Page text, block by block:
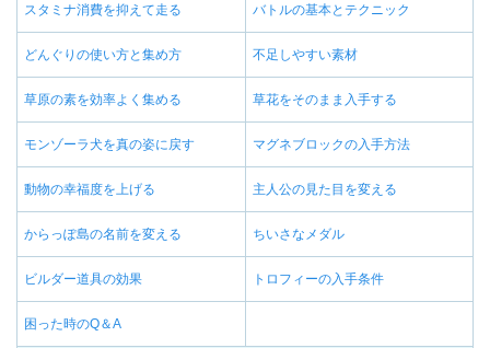
スタミナ消費を抑えて走る バトルの基本とテクニック
どんぐりの使い方と集め方 不足しやすい素材
草原の素を効率よく集める 草花をそのまま入手する
モンゾーラ犬を真の姿に戻す マグネブロックの入手方法
動物の幸福度を上げる 主人公の見た目を変える
からっぽ島の名前を変える ちいさなメダル
ビルダー道具の効果 トロフィーの入手条件
困った時のQ＆A